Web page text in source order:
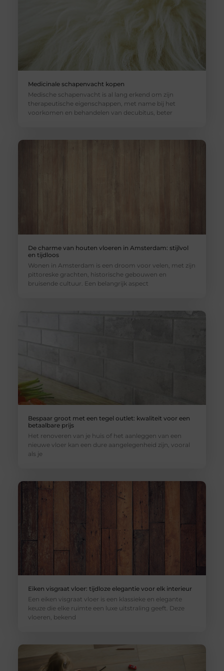
Medicinale schapenvacht kopen
Medische schapenvacht is al lang erkend om zijn
therapeutische eigenschappen, met name bij het
voorkomen en behandelen van decubitus, beter
De charme van houten vloeren in Amsterdam: stijlvol
en tijdloos
Wonen in Amsterdam is een droom voor velen, met zijn
pittoreske grachten, historische gebouwen en
bruisende cultuur. Een belangrijk aspect
Bespaar groot met een tegel outlet: kwaliteit voor een
betaalbare prijs
Het renoveren van je huis of het aanleggen van een
nieuwe vloer kan een dure aangelegenheid zijn, vooral
als je
Eiken visgraat vloer: tijdloze elegantie voor elk interieur
Een eiken visgraat vloer is een klassieke en elegante
keuze die elke ruimte een luxe uitstraling geeft. Deze
vloeren, bekend